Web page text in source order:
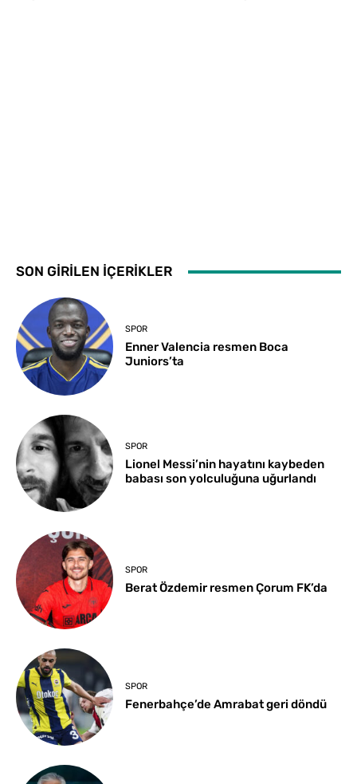
SON GİRİLEN İÇERİKLER
SPOR
Enner Valencia resmen Boca
Juniors’ta
SPOR
Lionel Messi’nin hayatını kaybeden
babası son yolculuğuna uğurlandı
SPOR
Berat Özdemir resmen Çorum FK’da
SPOR
Fenerbahçe’de Amrabat geri döndü